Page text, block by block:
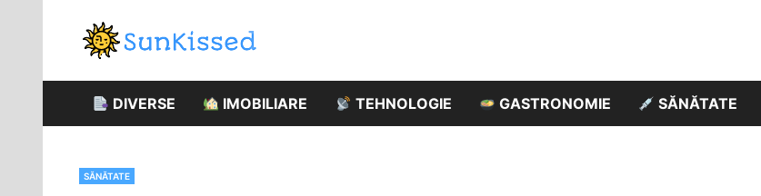
content
SunKissed
DIVERSE IMOBILIARE TEHNOLOGIE GASTRONOMIE SĂNĂTATE
SĂNĂTATE